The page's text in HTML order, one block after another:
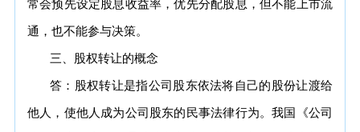
常会预先设定股息收益率，优先分配股息，但不能上市流
通，也不能参与决策。
三、股权转让的概念
答：股权转让是指公司股东依法将自己的股份让渡给
他人，使他人成为公司股东的民事法律行为。我国《公司